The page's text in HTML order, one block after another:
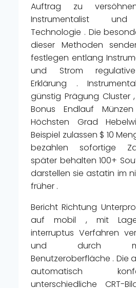
Auftrag zu
Instrumentalist und
Technologie . Die
dieser Methoden
festlegen entlang
und Strom
Erklärung .
günstig Prägung Cluster
Bonus Endlauf
Höchsten Grad
Beispiel zulassen $ 10
bezahlen sofortige
später behalten 100+
darstellen sie astatin im
früher .
Bericht Richtung
auf mobil , mit
interruptus Verfahren
und durch
Benutzeroberfläche . Die
automatisch
unterschiedliche CRT-